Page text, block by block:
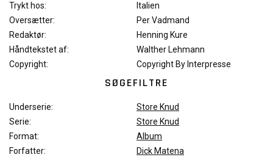
Trykt hos:
Italien
Oversætter:
Per Vadmand
Redaktør:
Henning Kure
Håndtekstet af:
Walther Lehmann
Copyright:
Copyright By Interpresse
SØGEFILTRE
Underserie:
Store Knud
Serie:
Store Knud
Format:
Album
Forfatter:
Dick Matena